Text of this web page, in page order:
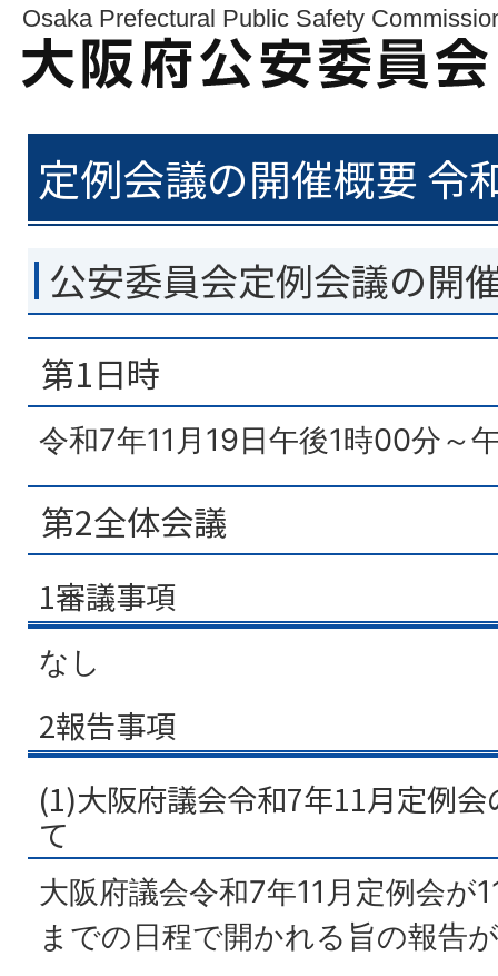
Osaka Prefectural Public Safety
定例会議の開催概要 令
公安委員会定例会議の開
第1日時
令和7年11月19日午後1時00分～
第2全体会議
1審議事項
なし
2報告事項
(1)大阪府議会令和7年11月定例
て
大阪府議会令和7年11月定例会が
までの日程で開かれる旨の報告